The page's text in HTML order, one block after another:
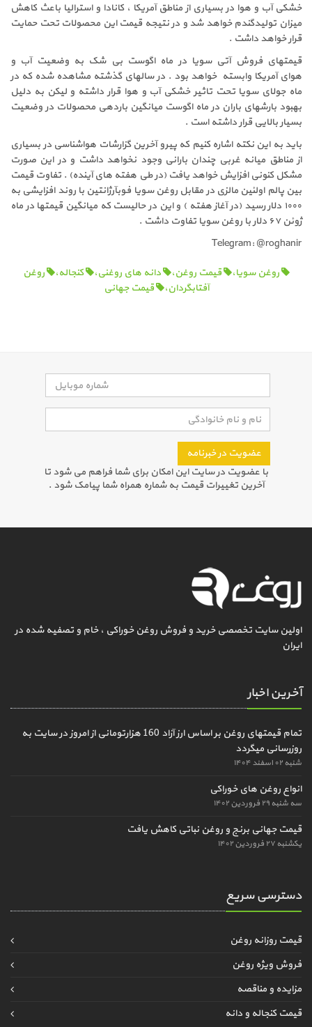
خشکی آب و هوا در بسیاری از مناطق آمریکا ، کانادا و استرالیا باعث کاهش
میزان تولیدگندم خواهد شد و در نتیجه قیمت این محصولات تحت حمایت
قرار خواهد داشت .
قیمتهای فروش آتی سویا در ماه اگوست بی شک به وضعیت آب و
هوای آمریکا وابسته خواهد بود . در سالهای گذشته مشاهده شده که در
ماه جولای سویا تحت تاثیر خشکی آب و هوا قرار داشته و لیکن به دلیل
بهبود بارشهای باران در ماه اگوست میانگین باردهی محصولات در وضعیت
بسیار بالایی قرار داشته است .
باید به این نکته اشاره کنیم که پیرو آخرین گزارشات هواشناسی در بسیاری
از مناطق میانه غربی چندان بارانی وجود نخواهد داشت و در این صورت
مشکل کنونی افزایش خواهد یافت (در طی هفته های آینده) . تفاوت قیمت
بین پالم اولئین مالزی در مقابل روغن سویا فوبآرژانتین با روند افزایشی به
۱۰۰۰ دلار رسید (در آغاز هفته ) و این در حالیست که میانگین قیمتها در ماه
ژوئن ۶۷ دلار با روغن سویا تفاوت داشت .
Telegram: @roghanir
روغن سویا،
قیمت روغن، دانه های روغنی، کنجاله،
روغن
آفتابگردان،
قیمت جهانی
عضویت در خبرنامه
با عضویت در سایت این امکان برای شما فراهم می شود تا
آخرین تغییرات قیمت به شماره همراه شما پیامک شود .
اولین سایت تخصصی خرید و فروش روغن خوراکی ، خام و تصفیه شده در
ایران
آخرین اخبار
تمام قیمتهای روغن بر اساس ارز آزاد 160 هزارتومانی از امروز در سایت به
روزرسانی میگردد
شنبه ۰۲ اسفند ۱۴۰۴
انواع روغن های خوراکی
سه شنبه ۲۹ فروردین ۱۴۰۲
قیمت جهانی برنج و روغن نباتی کاهش یافت
یکشنبه ۲۷ فروردین ۱۴۰۲
دسترسی سریع
قیمت روزانه روغن
فروش ویژه روغن
مزایده و مناقصه
قیمت کنجاله و دانه